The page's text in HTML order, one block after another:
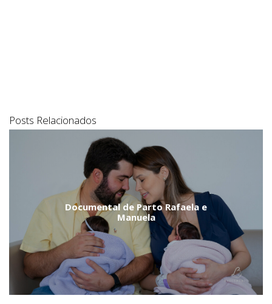
Posts Relacionados
Documental de Parto Rafaela e
Manuela